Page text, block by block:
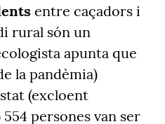
entre caçadors i
rural són un
apunta que
la pandèmia)
(excloent
554 persones van ser